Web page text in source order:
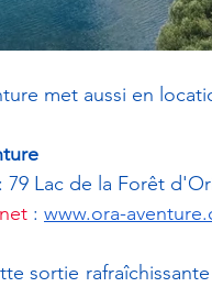
met aussi en
: 79 Lac de la Forêt
: www.ora-
sortie